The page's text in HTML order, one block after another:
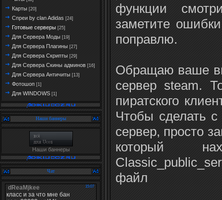
Карты [20]
Спреи by clan Adidas [24]
Готовые серверы [25]
Для Сервера Моды [19]
Для Сервера Плагины [27]
Для Сервера Скрипты [29]
Для Сервера Скины админов [16]
Для Сервера Античиты [13]
Фотошоп [1]
Для WINDOWS [1]
Наши баннеры
Наши баннеры
Чат
функции
заметите
поправлю.
Обращаю ваше
сервер steam.
пиратского
Чтобы сделать с
сервер, просто
который
файл